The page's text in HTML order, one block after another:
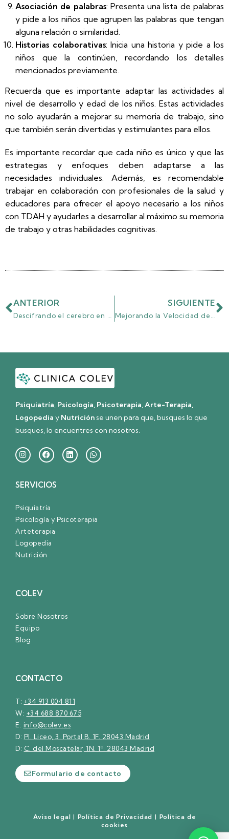
Asociación de palabras: Presenta una lista de palabras
y pide a los niños que agrupen las palabras que tengan
alguna relación o similaridad.
Historias colaborativas: Inicia una historia y pide a los
niños que la continúen, recordando los detalles
mencionados previamente.
Recuerda que es importante adaptar las actividades al
nivel de desarrollo y edad de los niños. Estas actividades
no solo ayudarán a mejorar su memoria de trabajo, sino
que también serán divertidas y estimulantes para ellos.
Es importante recordar que cada niño es único y que las
estrategias y enfoques deben adaptarse a las
necesidades individuales. Además, es recomendable
trabajar en colaboración con profesionales de la salud y
educadores para ofrecer el apoyo necesario a los niños
con TDAH y ayudarles a desarrollar al máximo su memoria
de trabajo y otras habilidades cognitivas.
ANTERIOR SIGUIENTE
Psiquiatría, Psicología, Psicoterapia,Arte-Terapia,
Logopedia y Nutriciónse unen para que, busques lo que
busques, lo encuentres con nosotros.
SERVICIOS
Psiquiatría
Psicología y Psicoterapia
Arteterapia
Logopedia
Nutrición
COLEV
Sobre Nosotros
Equipo
Blog
CONTACTO
T: +34 913 004 811
W: +34 688 870 675
E: info@colev.es
D: Pl. Liceo, 3. Portal B. 1F. 28043 Madrid
D: C. del Moscatelar, 1N. 1º. 28043 Madrid
Formulario de contacto
Aviso legal | Política de Privacidad | Política de
cookies